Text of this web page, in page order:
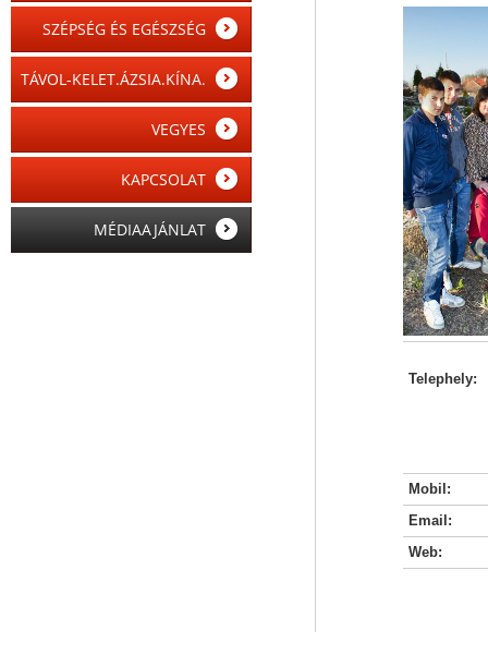
Telephely:
Mobil:
Email:
Web:
SZÉPSÉG ÉS EGÉSZSÉG
TÁVOL-KELET.ÁZSIA.KÍNA.
VEGYES
KAPCSOLAT
MÉDIAAJÁNLAT